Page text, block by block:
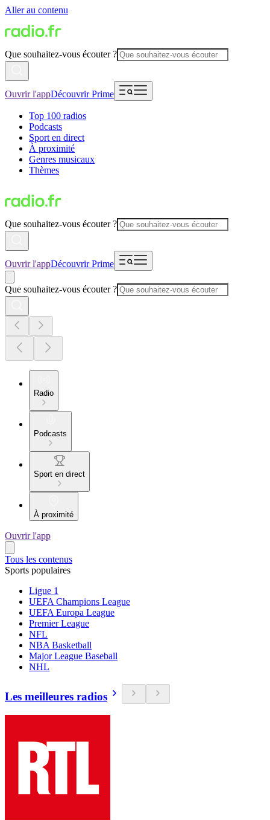
Aller au contenu
Que souhaitez-vous écouter ?
Ouvrir l'appDécouvrir Prime
Top 100 radios
Podcasts
Sport en direct
À proximité
Genres musicaux
Thèmes
Que souhaitez-vous écouter ?
Ouvrir l'appDécouvrir Prime
Que souhaitez-vous écouter ?
Radio
Podcasts
Sport en direct
À proximité
Ouvrir l'app
Tous les contenus
Sports populaires
Ligue 1
UEFA Champions League
UEFA Europa League
Premier League
NFL
NBA Basketball
Major League Baseball
NHL
Les meilleures radios